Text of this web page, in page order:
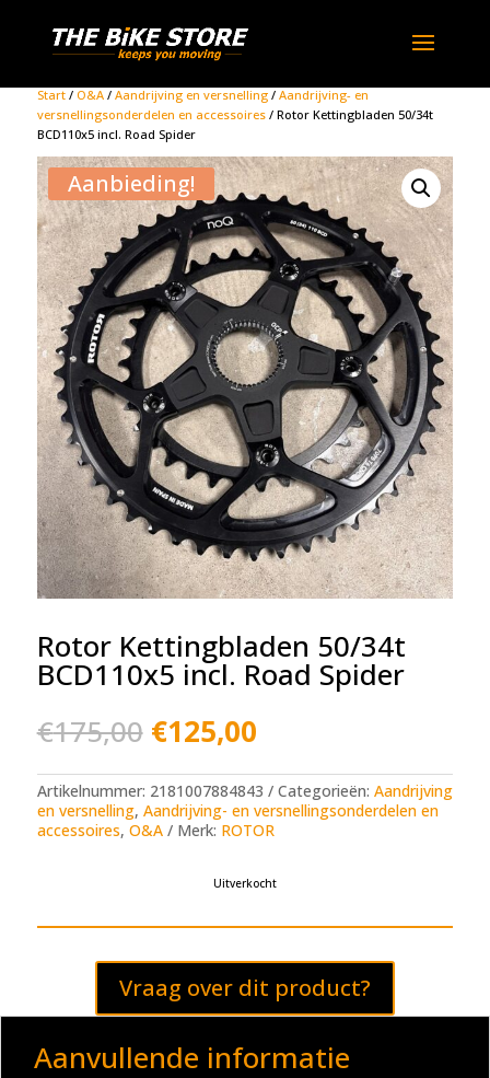
Start/ O&A/ Aandrijving en versnelling/ Aandrijving- en
versnellingsonderdelen en accessoires/ Rotor Kettingbladen 50/34t
BCD110x5 incl. Road Spider
Aanbieding!
Rotor Kettingbladen 50/34t
BCD110x5 incl. Road Spider
€175,00 Oorspronkelijke
prijs
was:
€175,00.
€125,00Huidige
prijs
is:
€125,00.
Artikelnummer: 2181007884843 Categorieën: Aandrijving
en versnelling, Aandrijving- en versnellingsonderdelen en
accessoires, O&A Merk: ROTOR
Uitverkocht
Vraag over dit product?
Aanvullende informatie